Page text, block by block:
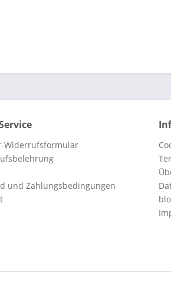
Widerrufsformular
und Zahlungsbedingungen